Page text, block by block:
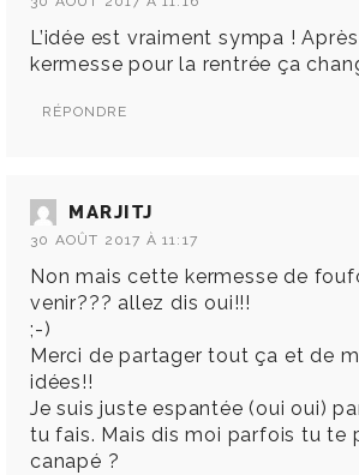
L’idée est vraiment sympa !
kermesse pour la rentrée ça
RÉPONDRE
MARJITJ
30 AOÛT 2017 À 11:17
Non mais cette kermesse de
venir??? allez dis oui!!!
;-)
Merci de partager tout ça et de
idées!!
Je suis juste espantée (oui oui)
tu fais. Mais dis moi parfois tu te
canapé ?